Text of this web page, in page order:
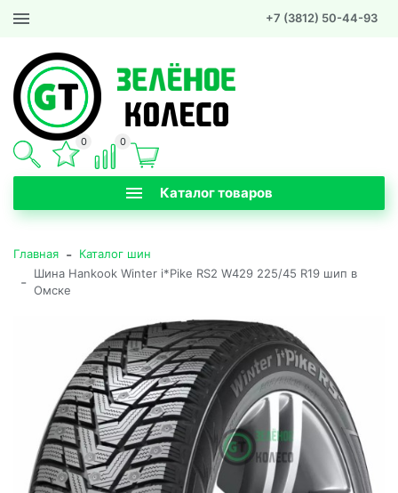
+7 (3812) 50-44-93
Каталог товаров
0 0
Главная - Каталог шин
-
Шина Hankook Winter i*Pike RS2 W429 225/45 R19 шип в
Омске